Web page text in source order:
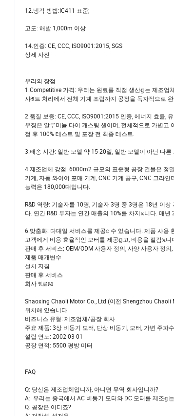
12.냉각 방법:IC411 표준;
고도: 해발 1,000m 이상
14.인증: CE, CCC, ISO9001:2015, SGS
상세 사진
우리의 장점
1.Competitive 가격: 우리는 원료를 직접 생산𝕘는 제조업
샤𝔄트 처리에서 전체 기계 조립까지 공정을 독자적으로
2.품질 보증: CE, CCC, ISO9001:2015 인증, 에너지 효율,
우징은 알루미늄 다이 캐스팅 셸이며, 전체적으로 가볍
정 후 100% 테스트 및 포장 전 최종 테스트.
3.배송 시간: 일반 모델 약 15-20일, 일반 모델이 아닌 다
4.제조업체 강점: 6000m2 규모의 표준형 공장 건물은 정
기계, 자동 와이어 포매 기계, CNC 기계 공구, CNC 그라
능력은 180,000대입니다.
R&D 역량: 기술자를 10명, 기술자 3명 중 3명은 18년 이
다. 연간 R&D 투자는 연간 매출의 10%를 차지𝕩니다. 매
6.맞춤화: 다대일 서비스를 제공𝕠 수 있습니다. 제품 사
고객에게 비용 효율적인 모터를 제공𝕘고, 비용을 절감𝕩
판매 후 서비스; OEM/ODM 사용자 정의, 사양 사용자 정
제품 매개변수
설치 지침
판매 후 서비스
회사 𝔄로𝕄
Shaoxing Chaoli Motor Co., Ltd.(이전 Shengzhou
위치해 있습니다.
비즈니스 유형: 제조업체/공장 회사
주요 제품: 3상 비동기 모터, 단상 비동기, 모터, 가변 주파
설립 연도: 2002-03-01
공장 면적: 5500 평방 미터
FAQ
Q: 당신은 제조업체입니까, 아니면 무역 회사입니까?
A: 우리는 중국에서 AC 비동기 모터와 DC 모터를 제조𝕘
Q: 공장은 어디죠?